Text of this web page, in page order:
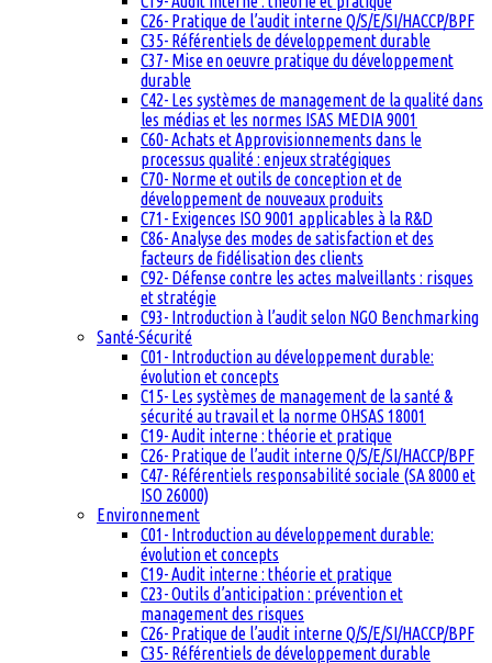
C26- Pratique de l’audit interne Q/S/E/SI/HACCP/BPF
C35- Référentiels de développement durable
C37- Mise en oeuvre pratique du développement
durable
C42- Les systèmes de management de la qualité dans
les médias et les normes ISAS MEDIA 9001
C60- Achats et Approvisionnements dans le
processus qualité : enjeux stratégiques
C70- Norme et outils de conception et de
développement de nouveaux produits
C71- Exigences ISO 9001 applicables à la R&D
C86- Analyse des modes de satisfaction et des
facteurs de fidélisation des clients
C92- Défense contre les actes malveillants : risques
et stratégie
C93- Introduction à l’audit selon NGO Benchmarking
Santé-Sécurité
C01- Introduction au développement durable:
évolution et concepts
C15- Les systèmes de management de la santé &
sécurité au travail et la norme OHSAS 18001
C19- Audit interne : théorie et pratique
C26- Pratique de l’audit interne Q/S/E/SI/HACCP/BPF
C47- Référentiels responsabilité sociale (SA 8000 et
ISO 26000)
Environnement
C01- Introduction au développement durable:
évolution et concepts
C19- Audit interne : théorie et pratique
C23- Outils d’anticipation : prévention et
management des risques
C26- Pratique de l’audit interne Q/S/E/SI/HACCP/BPF
C35- Référentiels de développement durable